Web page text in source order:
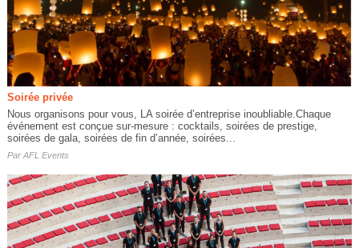
Soirée privée
Nous organisons pour vous, LA soirée d’entreprise inoubliable.Chaque
événement est conçue sur-mesure : cocktails, soirées de prestige,
soirées de gala, soirées de fin d’année, soirées...
Par AFL Events